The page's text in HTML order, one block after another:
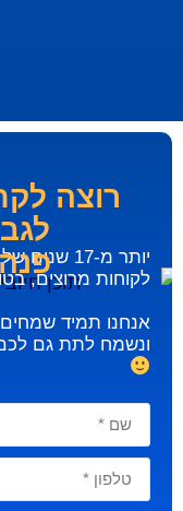
רוצה
יותר מ-17
לקוחות מרוצים,
אנחנו תמיד
ונשמח לתת גם לכם